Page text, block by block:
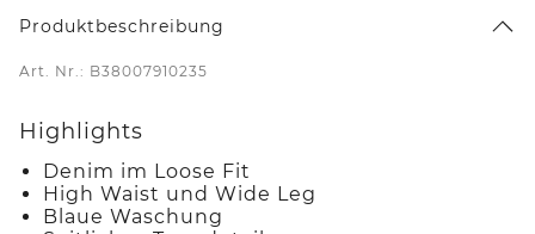
Produktbeschreibung
Art. Nr.: B38007910235
Highlights
Denim im Loose Fit
High Waist und Wide Leg
Blaue Waschung